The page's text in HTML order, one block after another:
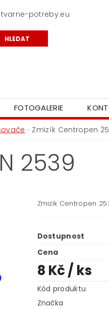
potreby.eu
FOTOGALERIE
Zmizík Centropen
2539
Zmizík Centropen
Dostupnost
Cena
8 Kč/ ks
Kód produktu
Značka